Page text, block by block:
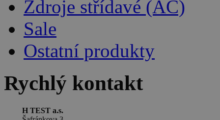
Zdroje střídavé (AC)
Sale
Ostatní produkty
Rychlý kontakt
H TEST a.s.